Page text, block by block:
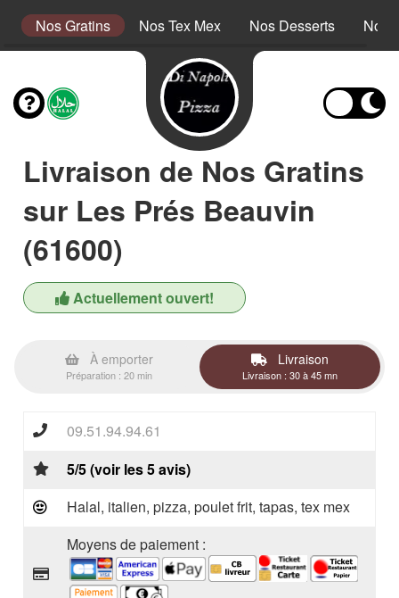
Nos Gratins Nos Tex Mex Nos Desserts Nos
Livraison de Nos Gratins
sur Les Prés Beauvin
(61600)
Actuellement ouvert!
À emporter
Préparation : 20 min
Livraison
Livraison : 30 à 45 mn
09.51.94.94.61
5/5 (voir les 5 avis)
Halal, italien, pizza, poulet frit, tapas, tex mex
Moyens de paiement :